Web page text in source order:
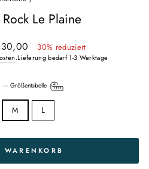
Le Plaine
30% reduziert
.Lieferung bedarf 1-3 Werktage
—Größentabelle
M L